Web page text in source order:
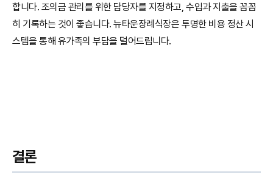
합니다. 조의금 관리를 위한 담당자를 지정하고, 수입과 지출을 꼼꼼
히 기록하는 것이 좋습니다. 뉴타운장례식장은 투명한 비용 정산 시
스템을 통해 유가족의 부담을 덜어드립니다.
결론